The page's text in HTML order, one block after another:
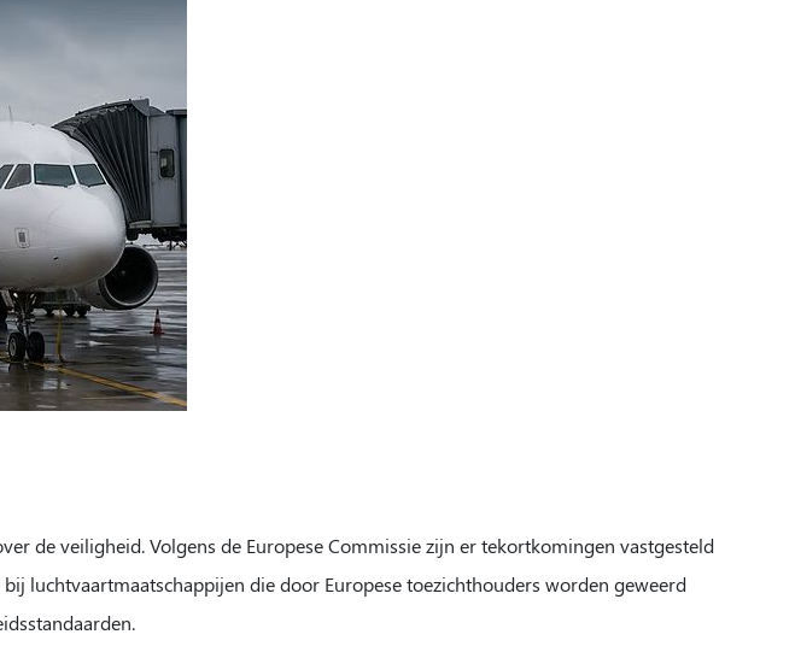
de veiligheid. Volgens de Europese Commissie zijn er tekortkomingen vastgesteld
luchtvaartmaatschappijen die door Europese toezichthouders worden geweerd